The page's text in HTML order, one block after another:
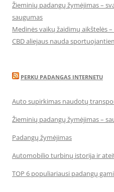
Žieminių padangų žymėjimas –
saugumas
Medinės vaikų žaidimų aikštelės
CBD aliejaus nauda
PERKU PADANGAS INTERNETU
Auto supirkimas naudotų
Žieminių padangų žymėjimas –
Padangų žymėjimas
Automobilio turbinų istorija ir
TOP 6 populiariausi padangų